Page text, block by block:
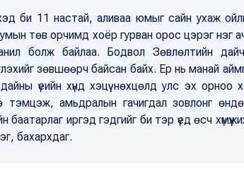
би 11 настай, аливаа юмыг сайн ухаж
төв орчимд хоёр гурван орос цэрэг нэг
болж байлаа. Бодвол Зөвлөлтийн
зөвшөөрч байсан байх. Ер нь манай
үеийн хүнд хэцүү нөхцөлд улс эх орноо
тэмцэж, амьдралын гачигдал зовлонг
баатарлаг иргэд гэдгийг би тэр үед өсч
бахархдаг.